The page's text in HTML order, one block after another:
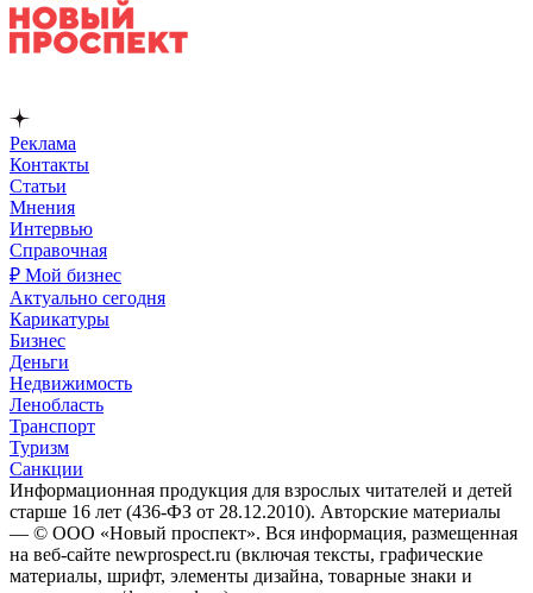
Реклама
Контакты
Статьи
Мнения
Интервью
Справочная
₽ Мой бизнес
Актуально сегодня
Карикатуры
Бизнес
Деньги
Недвижимость
Ленобласть
Транспорт
Туризм
Санкции
Информационная продукция для взрослых читателей и детей
старше 16 лет (436-ФЗ от 28.12.2010). Авторские материалы
— © ООО «Новый проспект». Вся информация, размещенная
на веб-сайте newprospect.ru (включая тексты, графические
материалы, шрифт, элементы дизайна, товарные знаки и